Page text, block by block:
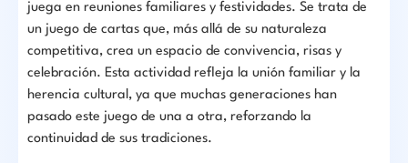
juega en reuniones familiares y festividades. Se trata de
un juego de cartas que, más allá de su naturaleza
competitiva, crea un espacio de convivencia, risas y
celebración. Esta actividad refleja la unión familiar y la
herencia cultural, ya que muchas generaciones han
pasado este juego de una a otra, reforzando la
continuidad de sus tradiciones.